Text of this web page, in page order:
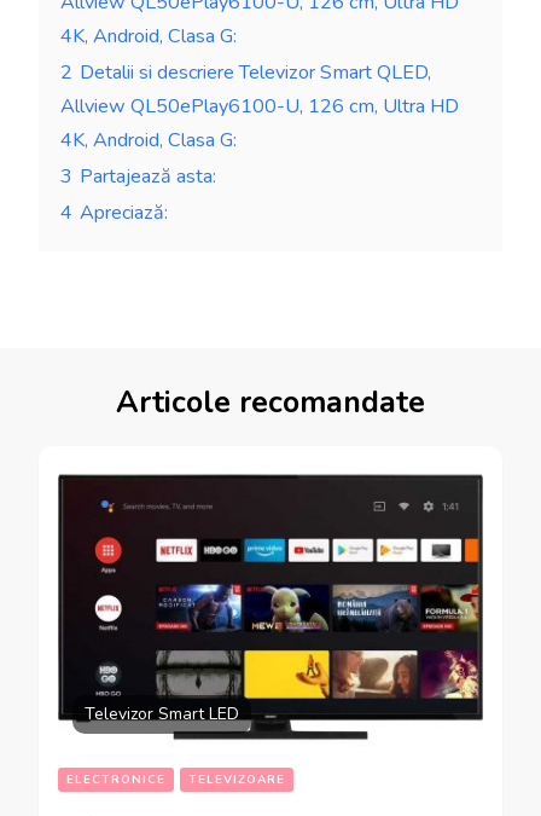
4K, Android, Clasa G:
2 Detalii si descriere Televizor Smart QLED,
Allview QL50ePlay6100-U, 126 cm, Ultra HD
4K, Android, Clasa G:
3 Partajează asta:
4 Apreciază:
Articole recomandate
Televizor Smart LED
ELECTRONICE TELEVIZOARE